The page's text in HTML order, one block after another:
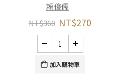
賴俊儒
NT$360 NT$270
加入購物車